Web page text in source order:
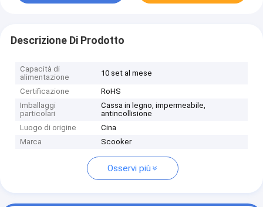
Descrizione Di Prodotto
Capacità di
alimentazione
10 set al mese
Certificazione
RoHS
Imballaggi
particolari
Cassa in legno, impermeabile,
antincollisione
Luogo di origine
Cina
Marca
Scooker
Osservi più